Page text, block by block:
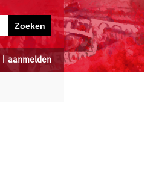
aanmelden